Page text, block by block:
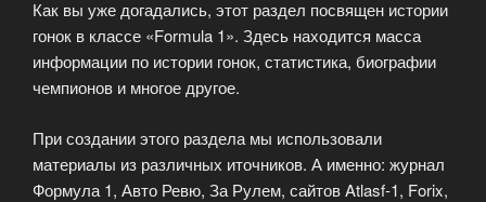
Как вы уже догадались, этот раздел посвящен истории
гонок в классе «Formula 1». Здесь находится масса
информации по истории гонок, статистика, биографии
чемпионов и многое другое.
При создании этого раздела мы использовали
материалы из различных иточников. А именно: журнал
Формула 1, Авто Ревю, За Рулем, сайтов Atlasf-1, Forix,